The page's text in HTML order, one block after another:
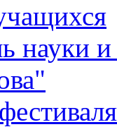
науки